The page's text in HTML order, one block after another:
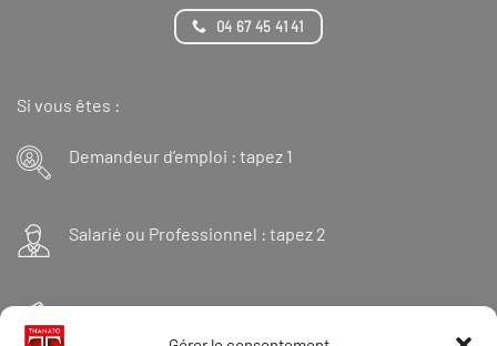
04 67 45 41 41
Si vous êtes :
Demandeur d’emploi : tapez 1
Salarié ou Professionnel : tapez 2
Financeur : tapez 3